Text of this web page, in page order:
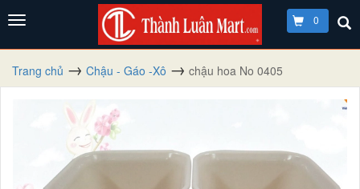
0
Trang chủ Chậu - Gáo -Xô chậu hoa No 0405